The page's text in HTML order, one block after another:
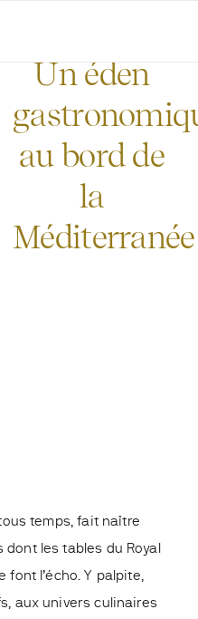
Un éden
au bord de
la
Méditerranée
temps, fait naître
dont les tables du Royal
font l’écho. Y palpite,
aux univers culinaires